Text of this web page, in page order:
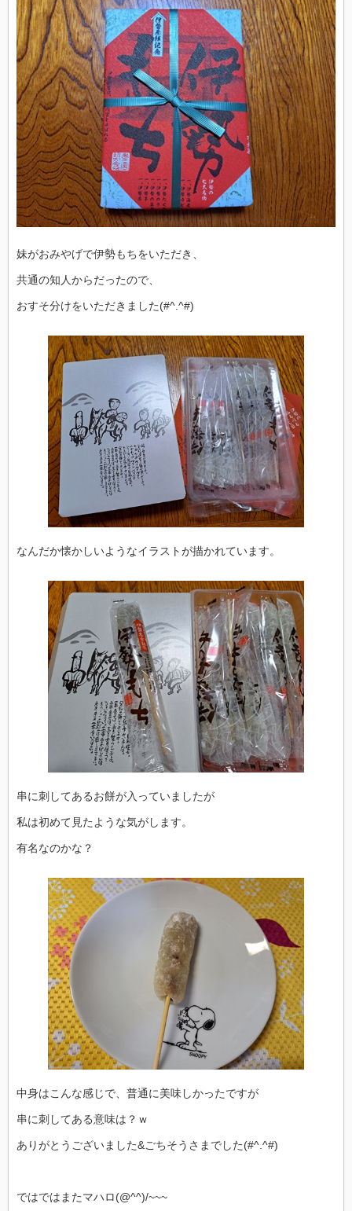
妹がおみやげで伊勢もちをいただき、
共通の知人からだったので、
おすそ分けをいただきました(#^.^#)
なんだか懐かしいようなイラストが描かれています。
串に刺してあるお餅が入っていましたが
私は初めて見たような気がします。
有名なのかな？
中身はこんな感じで、普通に美味しかったですが
串に刺してある意味は？ｗ
ありがとうございました&ごちそうさまでした(#^.^#)
ではではまたマハロ(@^^)/~~~